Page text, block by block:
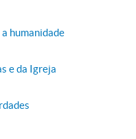
humanidade
e da Igreja